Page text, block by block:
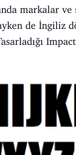
markalar
de İngiliz